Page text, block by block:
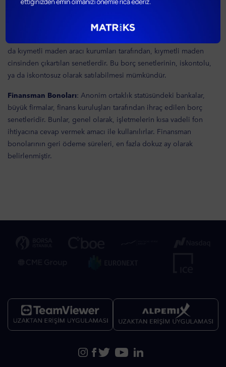
olanların vadesi ise 15 – 360 gün arasındadır.
Altın, Gümüş, Platin Bonoları:Kıymetli Madenler ve Kıymetli
da kıymetli maden aracı kurumları tarafından, kıymetli maden
cinsinden çıkartılan senetlerdir. Bu borç senetlerinin, iskontolu,
ya da iskontosuz olarak satılabilmesi mümkündür.
Finansman Bonoları: Anonim ortaklık statüsündeki bankalar,
büyük firmalar, finans kuruluşları tarafından ihraç edilen borç
senetleridir. Bunlar, genel olarak, işletmelerin kısa vadeli fon
ihtiyacına cevap vermek amacı ile kullanılırlar. Finansman
bonolarının geri ödeme süreleri, en fazla dokuz ay olarak
belirlenmiştir.